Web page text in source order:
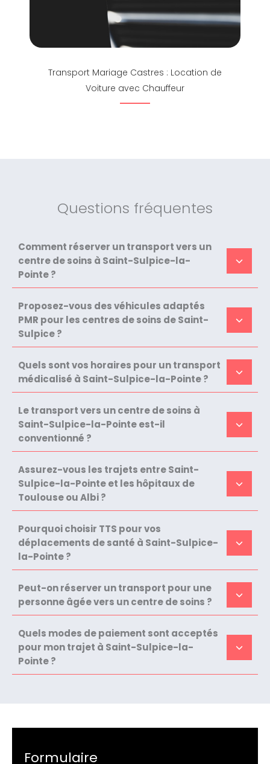
Transport Mariage Castres : Location de
Voiture avec Chauffeur
Questions fréquentes
Comment réserver un transport vers un
centre de soins à Saint-Sulpice-la-
Pointe ?
Proposez-vous des véhicules adaptés
PMR pour les centres de soins de Saint-
Sulpice ?
Quels sont vos horaires pour un transport
médicalisé à Saint-Sulpice-la-Pointe ?
Le transport vers un centre de soins à
Saint-Sulpice-la-Pointe est-il
conventionné ?
Assurez-vous les trajets entre Saint-
Sulpice-la-Pointe et les hôpitaux de
Toulouse ou Albi ?
Pourquoi choisir TTS pour vos
déplacements de santé à Saint-Sulpice-
la-Pointe ?
Peut-on réserver un transport pour une
personne âgée vers un centre de soins ?
Quels modes de paiement sont acceptés
pour mon trajet à Saint-Sulpice-la-
Pointe ?
Formulaire